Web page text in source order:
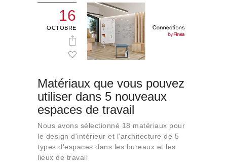
16
OCTOBRE
Matériaux que vous pouvez
utiliser dans 5 nouveaux
espaces de travail
Nous avons sélectionné 18 matériaux pour
le design d'intérieur et l'architecture de 5
types d'espaces dans les bureaux et les
lieux de travail